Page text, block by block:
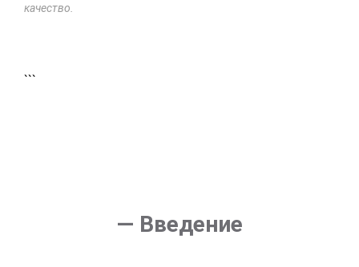
качество.
```
— Введение